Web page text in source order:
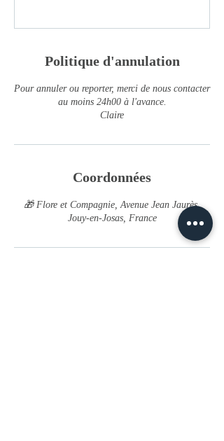
Politique d'annulation
Pour annuler ou reporter, merci de nous contacter
au moins 24h00 à l'avance.
Claire
Coordonnées
🎁 Flore et Compagnie, Avenue Jean Jaurès,
Jouy-en-Josas, France